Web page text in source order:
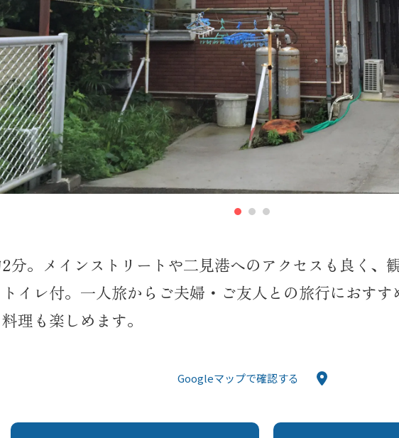
分。メインストリートや二見港へのアクセスも良く、
イレ付。一人旅からご夫婦・ご友人との旅行におす
理も楽しめます。
Googleマップで確認する